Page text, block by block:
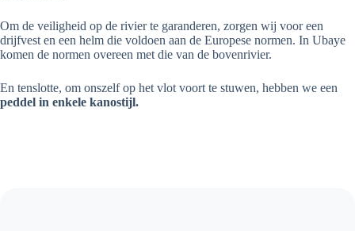
Om de veiligheid op de rivier te garanderen, zorgen wij voor een
drijfvest en een helm die voldoen aan de Europese normen. In Ubaye
komen de normen overeen met die van de bovenrivier.
En tenslotte, om onszelf op het vlot voort te stuwen, hebben we een
peddel in enkele kanostijl.